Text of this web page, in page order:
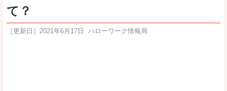
て？
［更新日］ 2021年6月17日 ハローワーク情報局